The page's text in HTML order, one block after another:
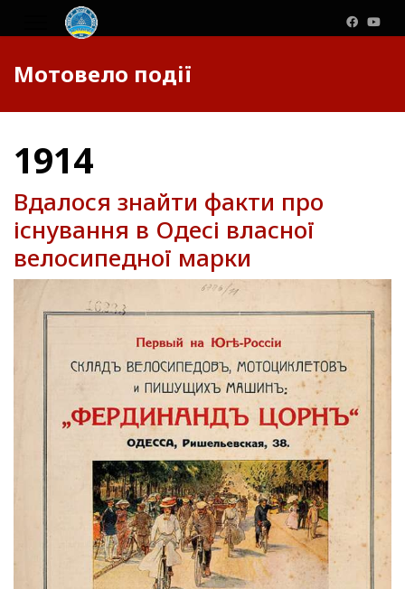
Мотовело події
1914
Вдалося знайти факти про
існування в Одесі власної
велосипедної марки